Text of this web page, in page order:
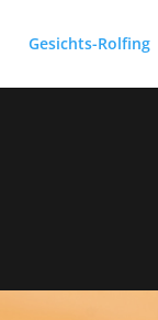
Gesichts-Rolfing